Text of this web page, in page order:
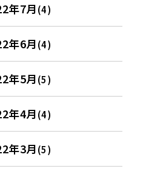
年7月(4)
年6月(4)
年5月(5)
年4月(4)
年3月(5)